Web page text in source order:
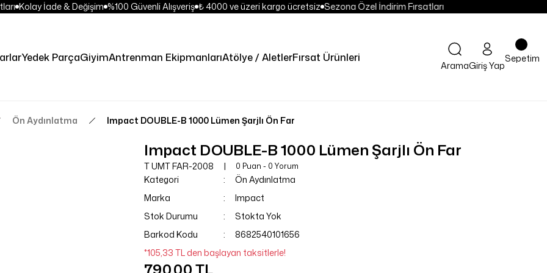
Kolay İade & Değişim %100 Güvenli Alışveriş ₺ 4000 ve üzeri kargo ücretsiz Sezona Özel İndirim Fırsatları
Yedek ParçaGiyimAntrenman EkipmanlarıAtölye / AletlerFırsat Ürünleri
AramaGiriş Yap
Sepetim
Ön Aydınlatma Impact DOUBLE-B 1000 Lümen Şarjlı Ön Far
Impact DOUBLE-B 1000 Lümen Şarjlı Ön Far
T UMT FAR-2008 0 Puan - 0 Yorum
Kategori
Ön Aydınlatma
Marka
Impact
Stok Durumu
Stokta Yok
Barkod Kodu
8682540101656
*105,33 TL den başlayan taksitlerle!